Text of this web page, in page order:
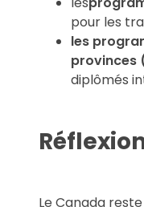
pour les
les
provinces
diplômés
Le Canada